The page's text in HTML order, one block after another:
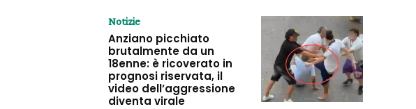
Notizie
Anziano picchiato
brutalmente da un
18enne: è ricoverato in
prognosi riservata, il
video dell’aggressione
diventa virale